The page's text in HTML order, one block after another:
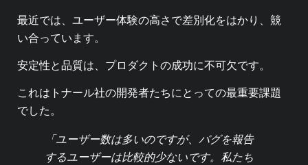
最近では、ユーザー体験の高さで差別化をはかり、競
い合っています。
安定性と品質は、プロダクトの成功に不可欠です。
これはトナール社の開発者たちにとっての最重要課題
でした。
「ユーザー数は多いのですが、バグを報告
するユーザーは比較的少ないです。私たち